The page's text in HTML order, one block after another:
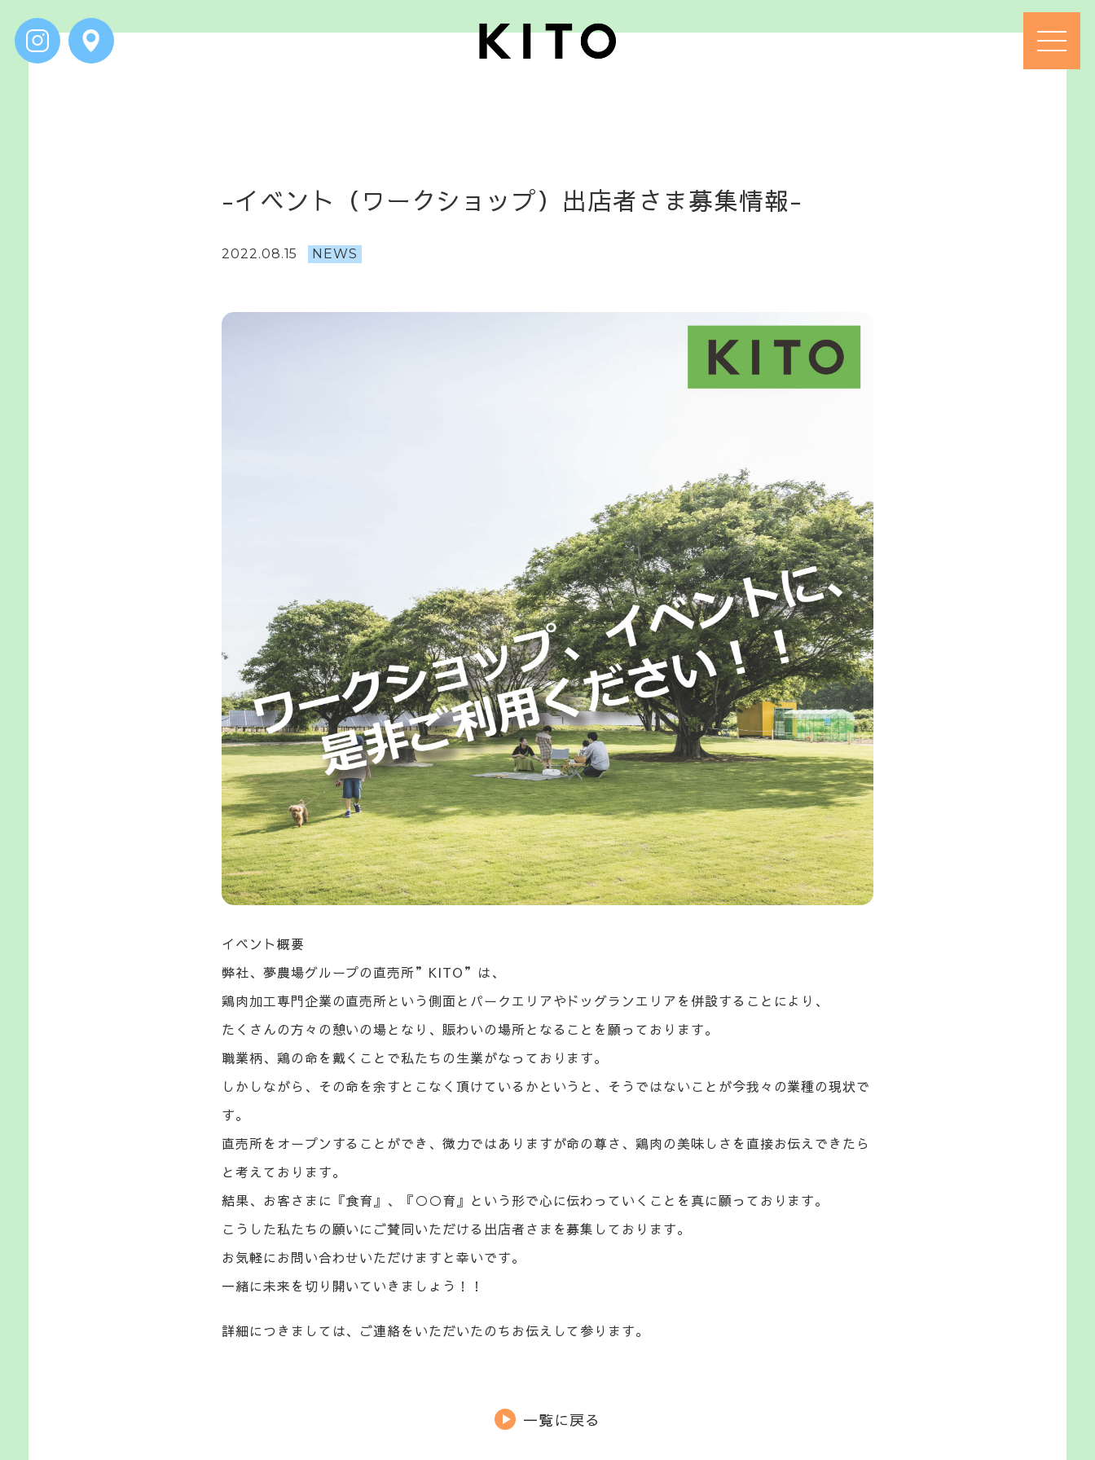
-イベン ト （ワークシ ョ ップ） 出店者さ ま募集情報-
2022.08.15 NEWS
イベント概要
弊社、夢農場グループの直売所”KITO”は、
鶏肉加工専門企業の直売所という側面とパークエリアやドッグランエリアを併設することにより、
たくさんの方々の憩いの場となり、賑わいの場所となることを願っております。
職業柄、鶏の命を戴くことで私たちの生業がなっております。
しかしながら、その命を余すとこなく頂けているかというと、そうではないことが今我々の業種の現状で
す。
直売所をオープンすることができ、微力ではありますが命の尊さ、鶏肉の美味しさを直接お伝えできたら
と考えております。
結果、お客さまに『食育』、『○○育』という形で心に伝わっていくことを真に願っております。
こうした私たちの願いにご賛同いただける出店者さまを募集しております。
お気軽にお問い合わせいただけますと幸いです。
一緒に未来を切り開いていきましょう！！
詳細につきましては、ご連絡をいただいたのちお伝えして参ります。
一覧に戻る